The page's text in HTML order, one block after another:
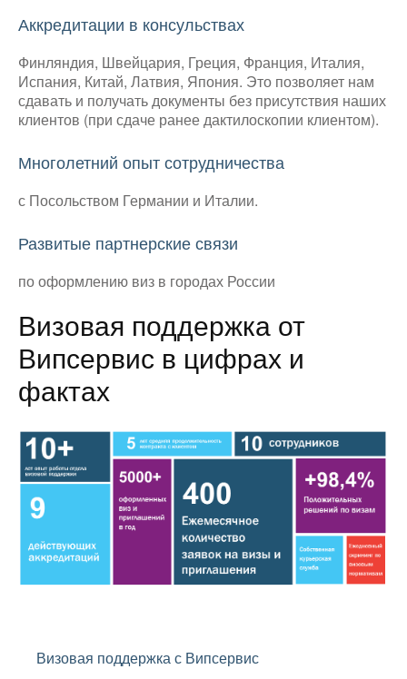
Аккредитации в консульствах
Финляндия, Швейцария, Греция, Франция, Италия,
Испания, Китай, Латвия, Япония. Это позволяет нам
сдавать и получать документы без присутствия наших
клиентов (при сдаче ранее дактилоскопии клиентом).
Многолетний опыт сотрудничества
с Посольством Германии и Италии.
Развитые партнерские связи
по оформлению виз в городах России
Визовая поддержка от
Випсервис в цифрах и
фактах
Визовая поддержка с Випсервис